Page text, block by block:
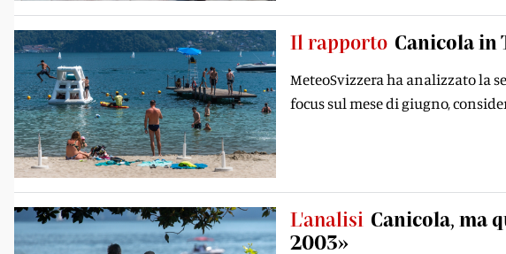
Il rapporto Canicola in
MeteoSvizzera ha analizzato la
focus sul mese di giugno,
L'analisi Canicola, ma
2003»